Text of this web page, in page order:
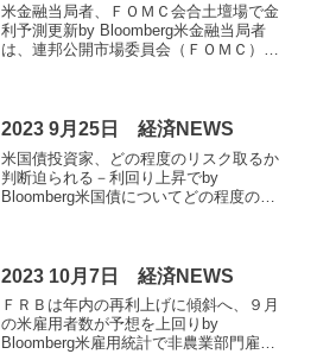
米金融当局者、ＦＯＭＣ会合土壇場で金
利予測更新by Bloomberg米金融当局者
は、連邦公開市場委員会（ＦＯＭＣ）会
ット・プロッ...
2023 9月25日 経済NEWS
米国債投資家、どの程度のリスク取るか
判断迫られる－利回り上昇でby
Bloomberg米国債についてどの程度のリ
エル連邦準備制...
2023 10月7日 経済NEWS
ＦＲＢは年内の再利上げに傾斜へ、９月
の米雇用者数が予想を上回りby
Bloomberg米雇用統計で非農業部門雇用